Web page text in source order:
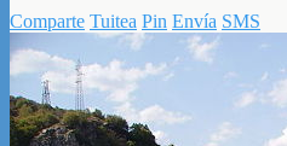
Comparte Tuitea Pin Envía SMS